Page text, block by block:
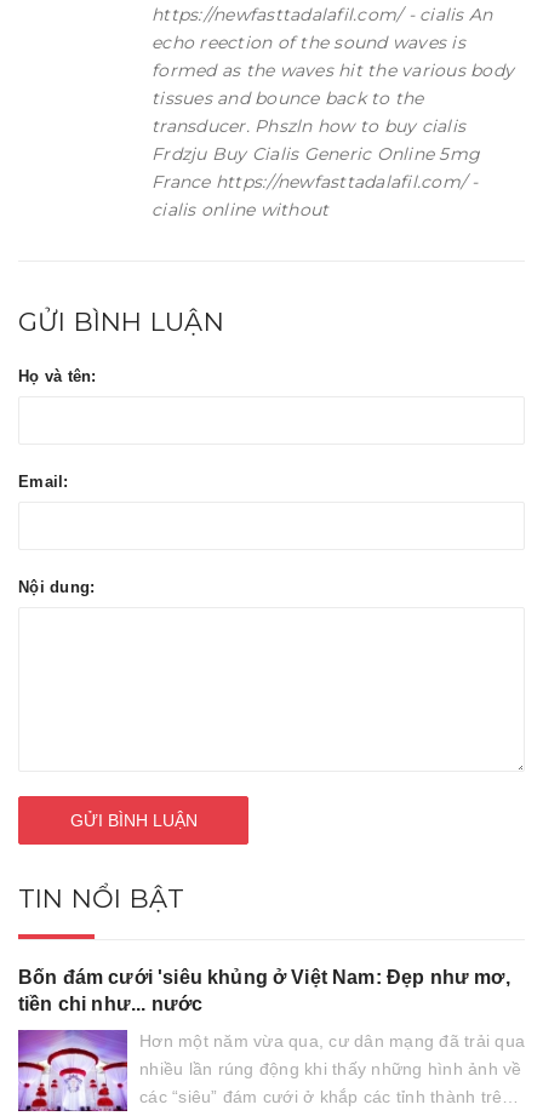
https://newfasttadalafil.com/ - cialis An
echo reection of the sound waves is
formed as the waves hit the various body
tissues and bounce back to the
transducer. Phszln how to buy cialis
Frdzju Buy Cialis Generic Online 5mg
France https://newfasttadalafil.com/ -
cialis online without
GỬI BÌNH LUẬN
Họ và tên:
Email:
Nội dung:
GỬI BÌNH LUẬN
TIN NỔI BẬT
Bốn đám cưới 'siêu khủng ở Việt Nam: Đẹp như mơ,
tiền chi như... nước
Hơn một năm vừa qua, cư dân mạng đã trải qua
nhiều lần rúng động khi thấy những hình ảnh về
các “siêu” đám cưới ở khắp các tỉnh thành trên